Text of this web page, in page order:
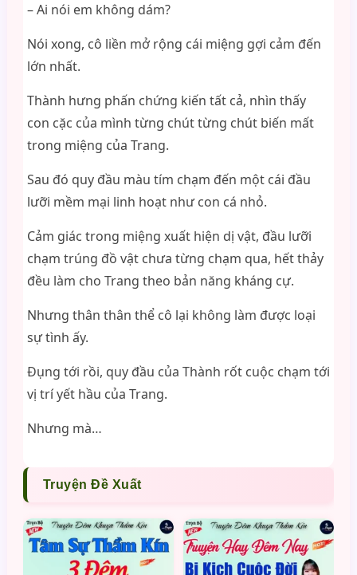
– Ai nói em không dám?
Nói xong, cô liền mở rộng cái miệng gợi cảm đến
lớn nhất.
Thành hưng phấn chứng kiến tất cả, nhìn thấy
con cặc của mình từng chút từng chút biến mất
trong miệng của Trang.
Sau đó quy đầu màu tím chạm đến một cái đầu
lưỡi mềm mại linh hoạt như con cá nhỏ.
Cảm giác trong miệng xuất hiện dị vật, đầu lưỡi
chạm trúng đồ vật chưa từng chạm qua, hết thảy
đều làm cho Trang theo bản năng kháng cự.
Nhưng thân thân thể cô lại không làm được loại
sự tình ấy.
Đụng tới rồi, quy đầu của Thành rốt cuộc chạm tới
vị trí yết hầu của Trang.
Nhưng mà…
Truyện Đề Xuất